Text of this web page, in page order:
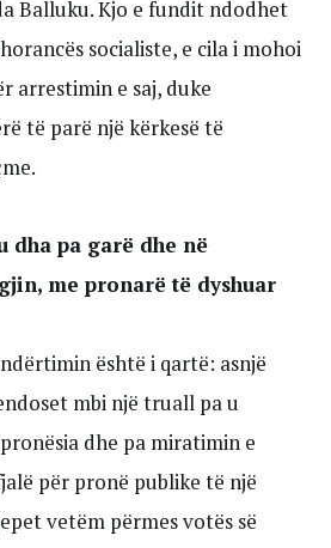
Balluku. Kjo e fundit ndodhet
socialiste, e cila i mohoi
arrestimin e saj, duke
të parë një kërkesë të
dha pa garë dhe në
me pronarë të dyshuar
është i qartë: asnjë
mbi një truall pa u
dhe pa miratimin e
për pronë publike të një
vetëm përmes votës së